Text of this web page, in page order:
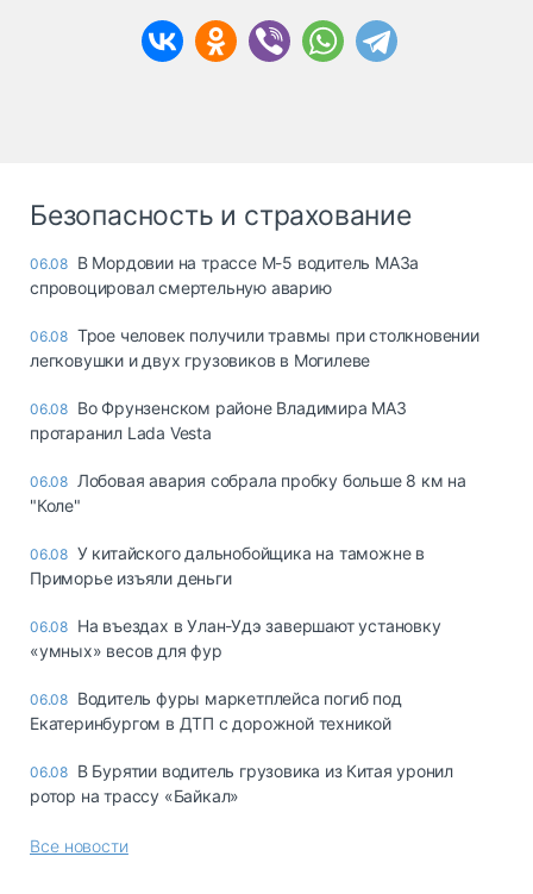
Безопасность и страхование
06.08 В Мордовии на трассе М-5 водитель МАЗа
спровоцировал смертельную аварию
06.08 Трое человек получили травмы при столкновении
легковушки и двух грузовиков в Могилеве
06.08 Во Фрунзенском районе Владимира МАЗ
протаранил Lada Vesta
06.08 Лобовая авария собрала пробку больше 8 км на
"Коле"
06.08 У китайского дальнобойщика на таможне в
Приморье изъяли деньги
06.08 Ha въeздax в Улaн-Удэ зaвepшaют ycтaнoвкy
«yмныx» вecoв для фyp
06.08 Водитель фуры маркетплейса погиб под
Екатеринбургом в ДТП с дорожной техникой
06.08 В Бурятии водитель грузовика из Китая уронил
ротор на трассу «Байкал»
Все новости